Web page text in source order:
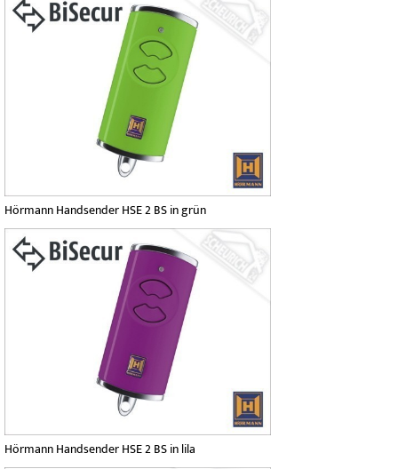
Hörmann Handsender HSE 2 BS in grün
Hörmann Handsender HSE 2 BS in lila